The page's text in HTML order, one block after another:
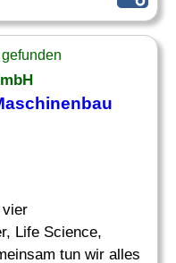
vier
Life Science,
tun wir alles